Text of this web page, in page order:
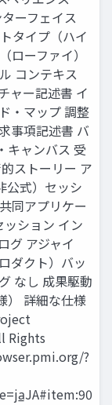
ーフェイス
タイプ（ハイ
ローファイ）
コンテキス
ャー記述書 イ
・マップ 調整
事項記述書 バ
キャンバス 受
ストーリー ア
公式）セッシ
同アプリケー
ッション イン
グ アジャイ
ダクト）バッ
なし 成果駆動
） 詳細な仕様
Rights
?